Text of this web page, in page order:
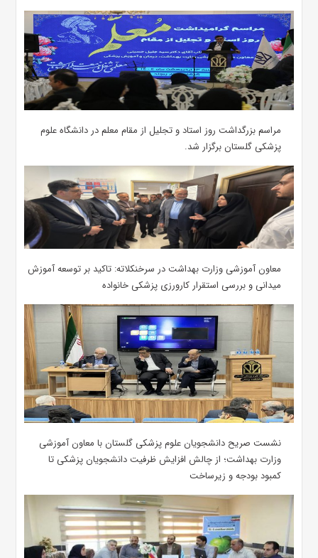
مراسم بزرگداشت روز استاد و تجلیل از مقام معلم در دانشگاه علوم
پزشکی گلستان برگزار شد.‌
معاون آموزشی وزارت بهداشت در سرخنکلاته: تاکید بر توسعه آموزش
میدانی و بررسی استقرار کارورزی پزشکی ‌خانواده
نشست صریح دانشجویان علوم پزشکی گلستان با معاون آموزشی
وزارت بهداشت؛ از چالش افزایش ظرفیت دانشجویان ‌پزشکی تا
کمبود بودجه و زیرساخت